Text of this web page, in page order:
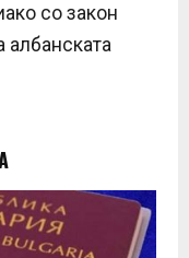
со закон